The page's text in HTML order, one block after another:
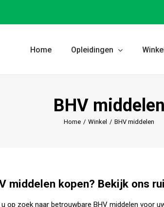
Home Opleidingen
BHV middelen
Home / Winkel / BHV middelen
middelen kopen? Bekijk ons
op zoek naar betrouwbare BHV middelen voor